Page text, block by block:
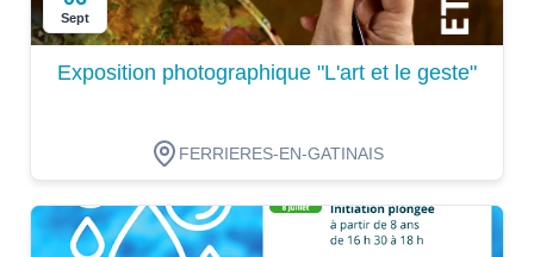
Sept
Exposition photographique "L'art et le geste"
FERRIERES-EN-GATINAIS